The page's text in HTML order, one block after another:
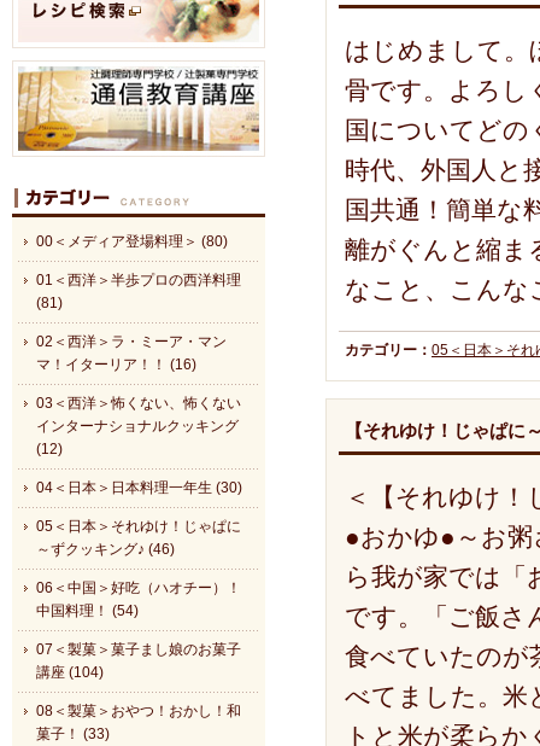
はじめまして。
骨です。よろし
国についてどの
時代、外国人と
国共通！簡単な
離がぐんと縮ま
なこと、こんな
カテゴリー： 05＜日本＞それ
【それゆけ！じゃぱ
＜【それゆけ
●おかゆ●～お
ら我が家では「
です。「ご飯
食べていたのが
べてました。米
トと米が柔ら
00＜メディア登場料理＞ (80)
01＜西洋＞半歩プロの西洋料理
(81)
02＜西洋＞ラ・ミーア・マン
マ！イターリア！！ (16)
03＜西洋＞怖くない、怖くない
インターナショナルクッキング
(12)
04＜日本＞日本料理一年生 (30)
05＜日本＞それゆけ！じゃぱに
～ずクッキング♪ (46)
06＜中国＞好吃（ハオチー）！
中国料理！ (54)
07＜製菓＞菓子まし娘のお菓子
講座 (104)
08＜製菓＞おやつ！おかし！和
菓子！ (33)